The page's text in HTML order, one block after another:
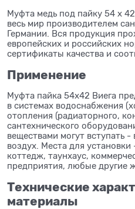
Муфта медь под пайку 54 x
весь мир производителем
Германии. Вся продукция
европейских и российских
сертификаты качества и
Применение
Муфта пайка 54x42 Виега
в системах водоснабжения
отопления (радиаторного,
сантехнического
веществами могут вступать -
воздух. Места для
коттедж, таунхаус,
предприятия, любые другие
Технические
материалы